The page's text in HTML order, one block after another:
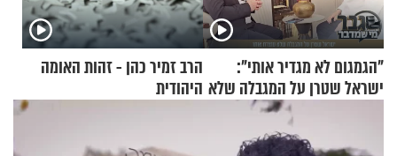
"הגמגום לא מגדיר אותי":
ישראל שטרן על המגבלה שלא
הרב זמיר כהן - זהות האומה
היהודית